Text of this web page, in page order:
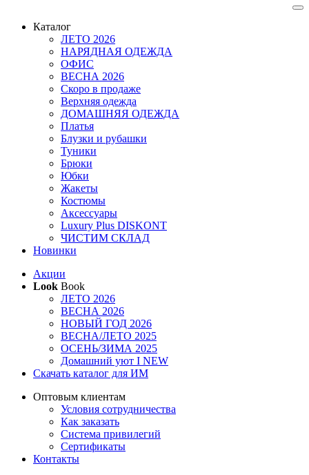
Каталог
ЛЕТО 2026
НАРЯДНАЯ ОДЕЖДА
ОФИС
ВЕСНА 2026
Скоро в продаже
Верхняя одежда
ДОМАШНЯЯ ОДЕЖДА
Платья
Блузки и рубашки
Туники
Брюки
Юбки
Жакеты
Костюмы
Аксессуары
Luxury Plus DISKONT
ЧИСТИМ СКЛАД
Новинки
Акции
Look Book
ЛЕТО 2026
ВЕСНА 2026
НОВЫЙ ГОД 2026
ВЕСНА/ЛЕТО 2025
ОСЕНЬ/ЗИМА 2025
Домашний уют I NEW
Скачать каталог для ИМ
Оптовым клиентам
Условия сотрудничества
Как заказать
Система привилегий
Сертификаты
Контакты